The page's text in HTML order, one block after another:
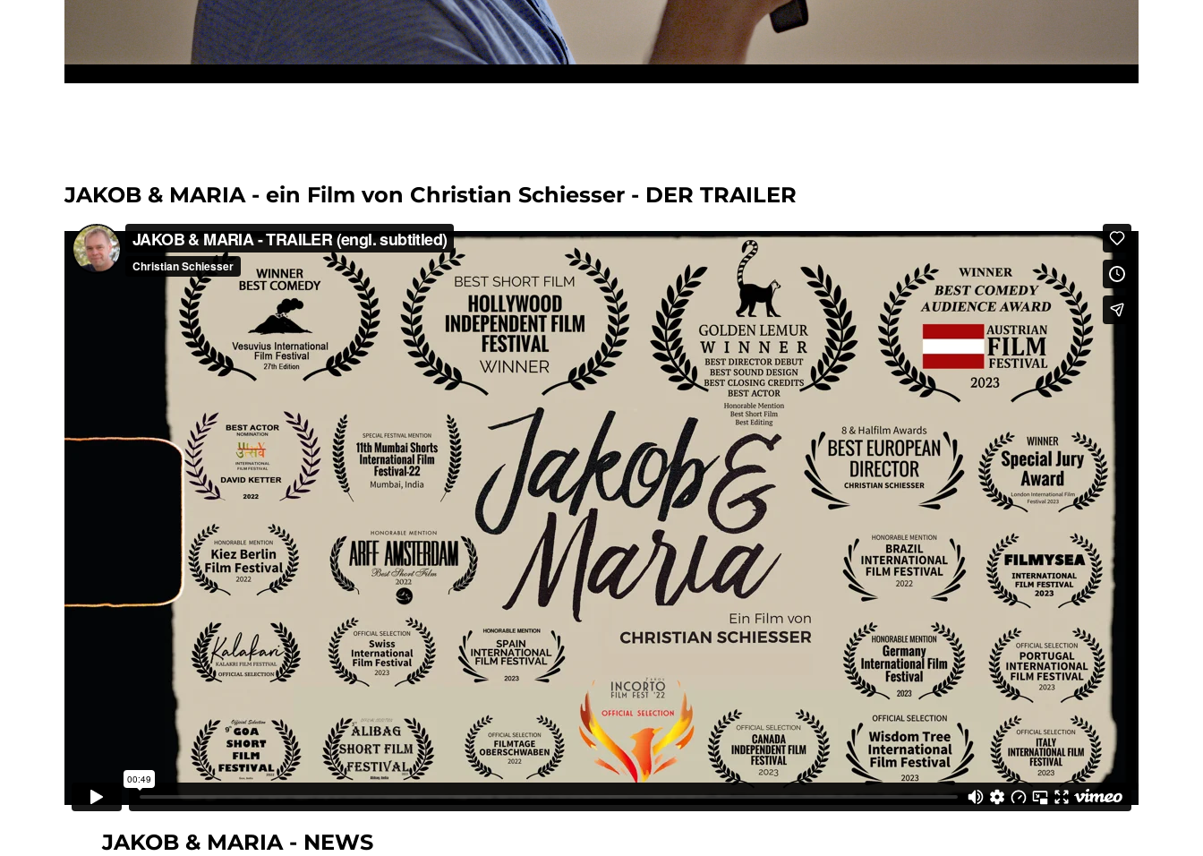
JAKOB & MARIA - ein Film von Christian Schiesser - DER TRAILER
JAKOB & MARIA - NEWS